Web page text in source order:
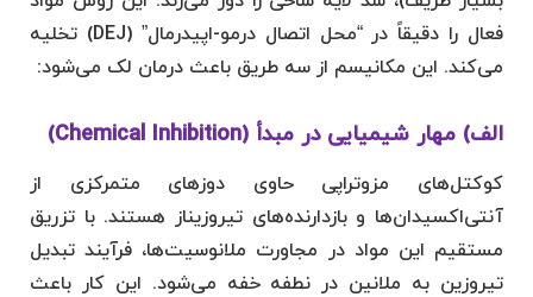
فعال را دقیقاً در “محل اتصال درمو-اپیدرمال” (DEJ) تخلیه
می‌کند. این مکانیسم از سه طریق باعث درمان لک می‌شود:
الف) مهار شیمیایی در مبدأ (Chemical Inhibition)
کوکتل‌های مزوتراپی حاوی دوزهای متمرکزی از
آنتی‌اکسیدان‌ها و بازدارنده‌های تیروزیناز هستند. با تزریق
مستقیم این مواد در مجاورت ملانوسیت‌ها، فرآیند تبدیل
تیروزین به ملانین در نطفه خفه می‌شود. این کار باعث